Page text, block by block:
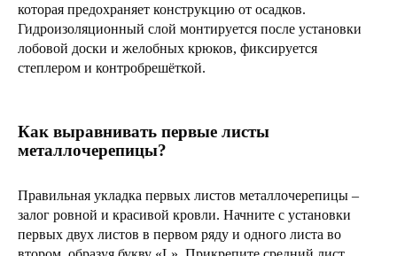
которая предохраняет конструкцию от осадков.
Гидроизоляционный слой монтируется после установки
лобовой доски и желобных крюков, фиксируется
степлером и контробрешёткой.
Как выравнивать первые листы
металлочерепицы?
Правильная укладка первых листов металлочерепицы –
залог ровной и красивой кровли. Начните с установки
первых двух листов в первом ряду и одного листа во